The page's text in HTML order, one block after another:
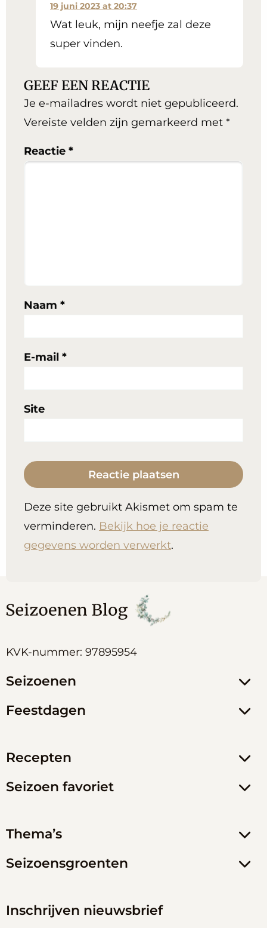
19 juni 2023 at 20:37
Wat leuk, mijn neefje zal deze
super vinden.
GEEF EEN REACTIE
Je e-mailadres wordt niet gepubliceerd.
Vereiste velden zijn gemarkeerd met *
Reactie *
Naam *
E-mail *
Site
Deze site gebruikt Akismet om spam te
verminderen. Bekijk hoe je reactie
gegevens worden verwerkt.
KVK-nummer: 97895954
Seizoenen
Feestdagen
Recepten
Seizoen favoriet
Thema’s
Seizoensgroenten
Inschrijven nieuwsbrief